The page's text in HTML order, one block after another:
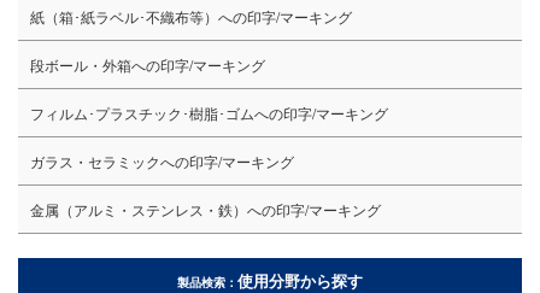
紙（箱･紙ラベル･不織布等）への印字/マーキング
段ボール・外箱への印字/マーキング
フィルム･プラスチック･樹脂･ゴムへの印字/マーキング
ガラス・セラミックへの印字/マーキング
金属（アルミ・ステンレス・鉄）への印字/マーキング
製品検索： 使用分野から探す